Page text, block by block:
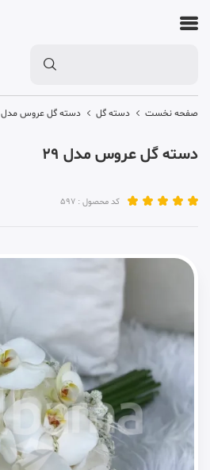
صفحه نخست دسته گل دسته گل عروس مدل 29
دسته گل عروس مدل 29
کد محصول : 597